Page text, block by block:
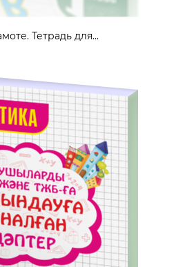
Тетрадь для...